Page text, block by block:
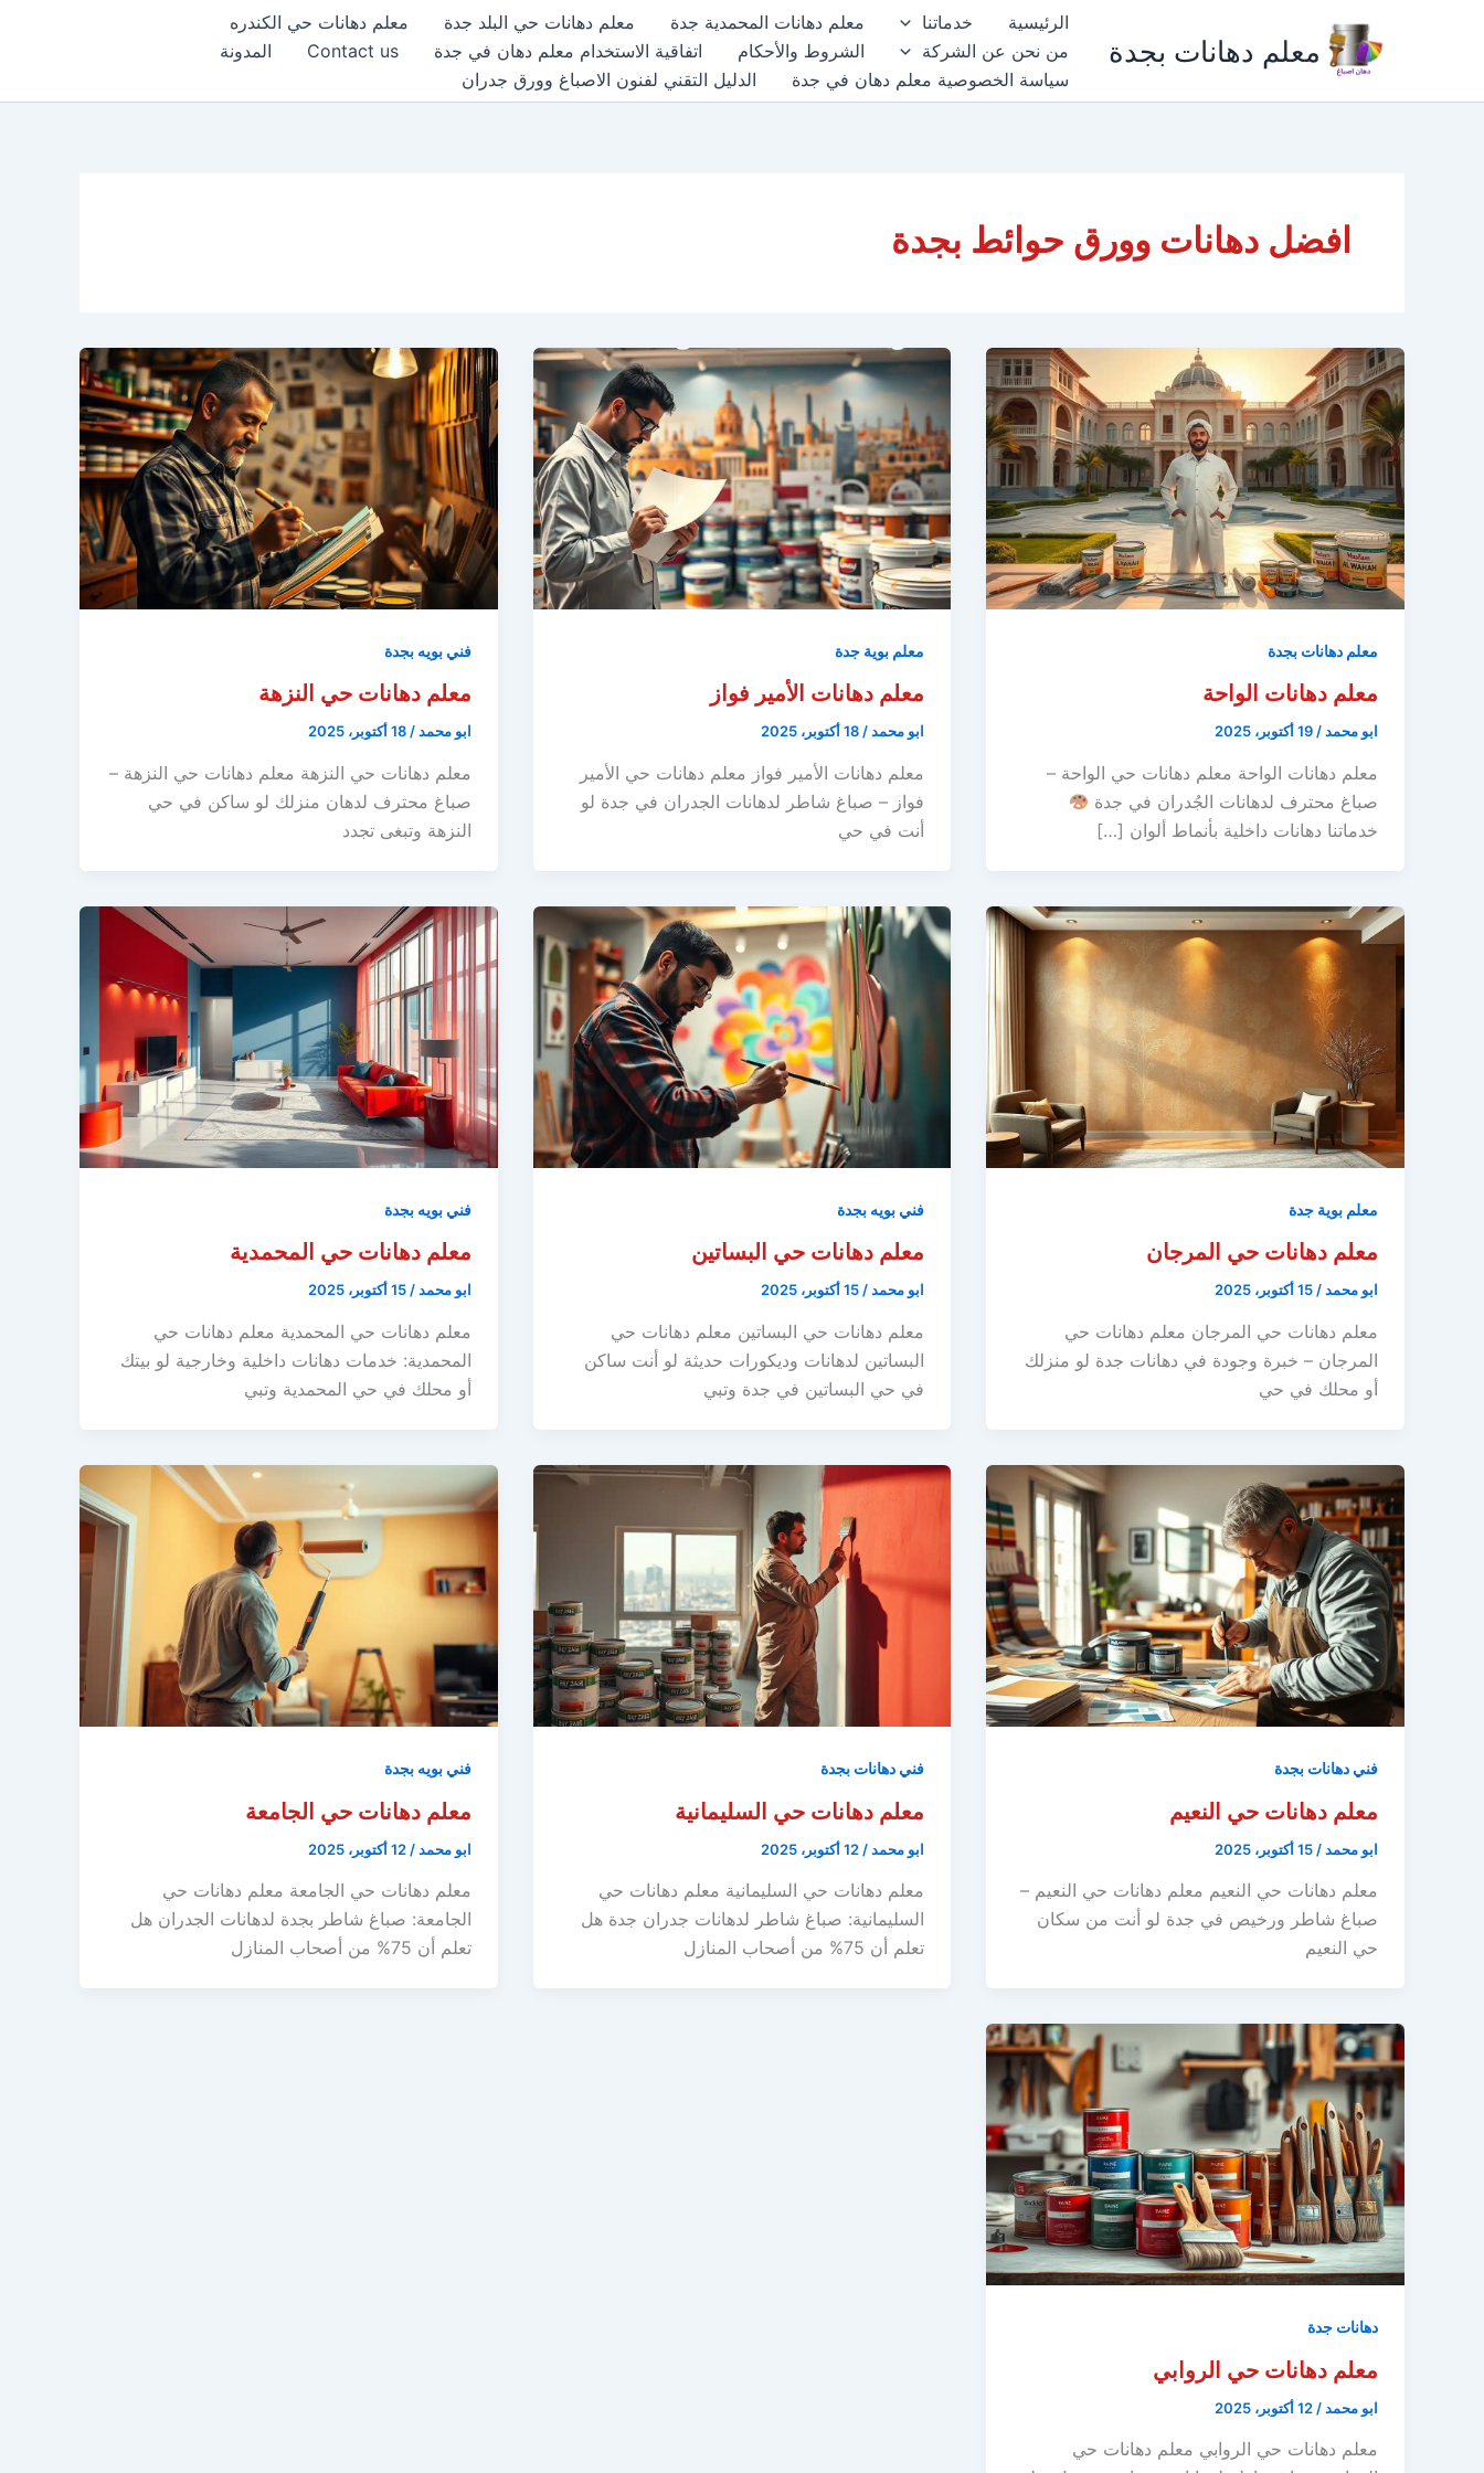
معلم دهانات بجدة
الرئيسية خدماتنا معلم دهانات المحمدية جدة معلم دهانات حي البلد جدة
معلم دهانات حي الكندره
من نحن عن الشركة
الشروط والأحكام اتفاقية الاستخدام معلم دهان في جدة Contact us
المدونة
سياسة الخصوصية معلم دهان في جدة
الدليل التقني لفنون الاصباغ وورق جدران
افضل دهانات وورق حوائط بجدة
معلم دهانات بجدة
معلم دهانات الواحة
ابو محمد/19 أكتوبر، 2025
معلم دهانات الواحة معلم دهانات حي الواحة –
صباغ محترف لدهانات الجُدران في جدة
خدماتنا دهانات داخلية بأنماط ألوان […]
معلم بوية جدة
معلم دهانات الأمير فواز
ابو محمد/18 أكتوبر، 2025
معلم دهانات الأمير فواز معلم دهانات حي الأمير
فواز – صباغ شاطر لدهانات الجدران في جدة لو
أنت في حي
فني بويه بجدة
معلم دهانات حي النزهة
ابو محمد/18 أكتوبر، 2025
معلم دهانات حي النزهة معلم دهانات حي النزهة –
صباغ محترف لدهان منزلك لو ساكن في حي
النزهة وتبغى تجدد
معلم بوية جدة
معلم دهانات حي المرجان
ابو محمد/15 أكتوبر، 2025
معلم دهانات حي المرجان معلم دهانات حي
المرجان – خبرة وجودة في دهانات جدة لو منزلك
أو محلك في حي
فني بويه بجدة
معلم دهانات حي البساتين
ابو محمد/15 أكتوبر، 2025
معلم دهانات حي البساتين معلم دهانات حي
البساتين لدهانات وديكورات حديثة لو أنت ساكن
في حي البساتين في جدة وتبي
فني بويه بجدة
معلم دهانات حي المحمدية
ابو محمد/15 أكتوبر، 2025
معلم دهانات حي المحمدية معلم دهانات حي
المحمدية: خدمات دهانات داخلية وخارجية لو بيتك
أو محلك في حي المحمدية وتبي
فني دهانات بجدة
معلم دهانات حي النعيم
ابو محمد/ 15 أكتوبر، 2025
معلم دهانات حي النعيم معلم دهانات حي النعيم –
صباغ شاطر ورخيص في جدة لو أنت من سكان
حي النعيم
فني دهانات بجدة
معلم دهانات حي السليمانية
ابو محمد/ 12 أكتوبر، 2025
معلم دهانات حي السليمانية معلم دهانات حي
السليمانية: صباغ شاطر لدهانات جدران جدة هل
تعلم أن 75% من أصحاب المنازل
فني بويه بجدة
معلم دهانات حي الجامعة
ابو محمد/12 أكتوبر، 2025
معلم دهانات حي الجامعة معلم دهانات حي
الجامعة: صباغ شاطر بجدة لدهانات الجدران هل
تعلم أن 75% من أصحاب المنازل
دهانات جدة
معلم دهانات حي الروابي
ابو محمد/ 12 أكتوبر، 2025
معلم دهانات حي الروابي معلم دهانات حي